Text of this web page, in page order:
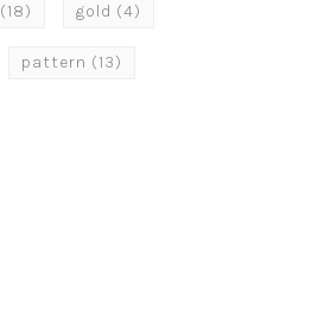
(18) gold (4)
pattern (13)